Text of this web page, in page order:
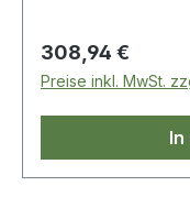
Regulärer Preis:
308,94 €
Preise inkl. MwSt.
In